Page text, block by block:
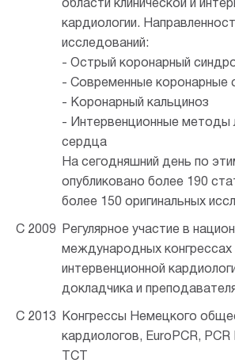
области клинической и
кардиологии.
исследований:
- Острый коронарный
- Современные коронарные
- Коронарный кальциноз
- Интервенционные методы
сердца
На сегодняшний день по
опубликовано более 190
более 150 оригинальных
С 2009
Регулярное участие в
международных конгрессах
интервенционной
докладчика и
С 2013
Конгрессы Немецкого
кардиологов, EuroPCR, PCR
TCT